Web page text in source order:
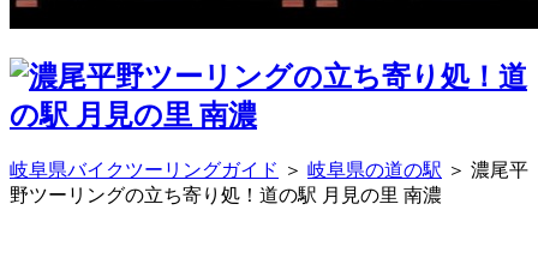
岐阜県バイクツーリングガイド ＞ 岐阜県の道の駅 ＞ 濃尾平
野ツーリングの立ち寄り処！道の駅 月見の里 南濃